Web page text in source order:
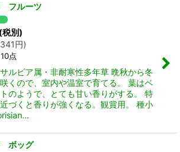
フルーツ
(税別)
341円)
点
ルビア属・非耐寒性多年草 晩秋から冬
くので、室内や温室で育てる。 葉はベ
のようで、とても甘い香りがする。 特
づくと香りが強くなる。観賞用。 種小
ボッグ